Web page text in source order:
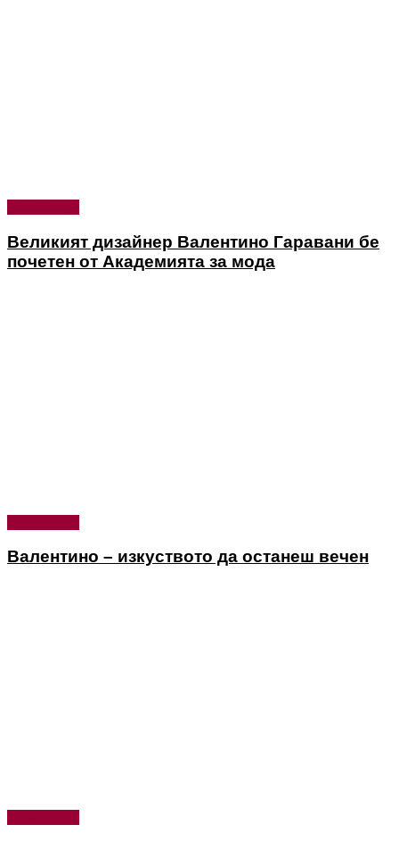
Великият дизайнер Валентино Гаравани бе
почетен от Академията за мода
Валентино – изкуството да останеш вечен